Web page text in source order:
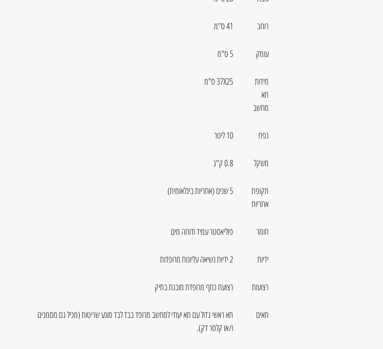
רוחב 41 ס"מ
עומק 5 ס"מ
מידות
תא
מחשב
37X25 ס"מ
נפח 10 ליטר
משקל 0.8 ק"ג
תקופת
אחריות
5 שנים (אחריות בינלאומית)
חומר פוליאסטר עמיד ודוחה מים
ידיות 2 ידיות נשיאה עליונות מרופדות
רצועות רצועת כתף מרופדת מובנת בתיק
תאים
תא ראשי גדול עם תא יעודי למחשב מרופד בבד לבד מונע שריטות (מכיל גם מסמכים
ו/או קלסר דק).